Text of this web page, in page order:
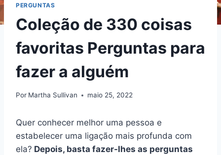
PERGUNTAS
Coleção de 330 coisas
favoritas Perguntas para
fazer a alguém
Por Martha Sullivan maio 25, 2022
Quer conhecer melhor uma pessoa e
estabelecer uma ligação mais profunda com
ela? Depois, basta fazer-lhes as perguntas